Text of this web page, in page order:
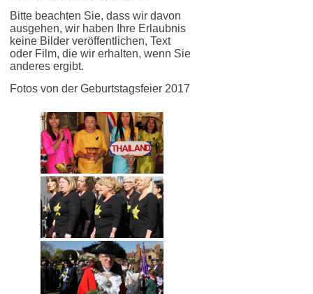
Bitte beachten Sie, dass wir davon
ausgehen, wir haben Ihre Erlaubnis
keine Bilder veröffentlichen, Text
oder Film, die wir erhalten, wenn Sie
anderes ergibt.
Fotos von der Geburtstagsfeier 2017